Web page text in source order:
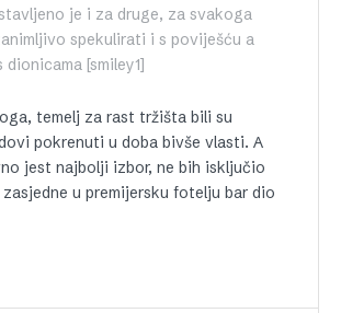
je i za druge, za svakoga
spekulirati i s poviješću a
dionicama [smiley1]
temelj za rast tržišta bili su
pokrenuti u doba bivše vlasti. A
jest najbolji izbor, ne bih isključio
u premijersku fotelju bar dio